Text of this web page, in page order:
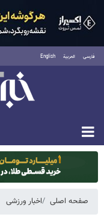
فارسی العربية English
دوشنبه ۱۹ مرداد ۱۴۰۵
صفحه اصلی اخبار ورزشی